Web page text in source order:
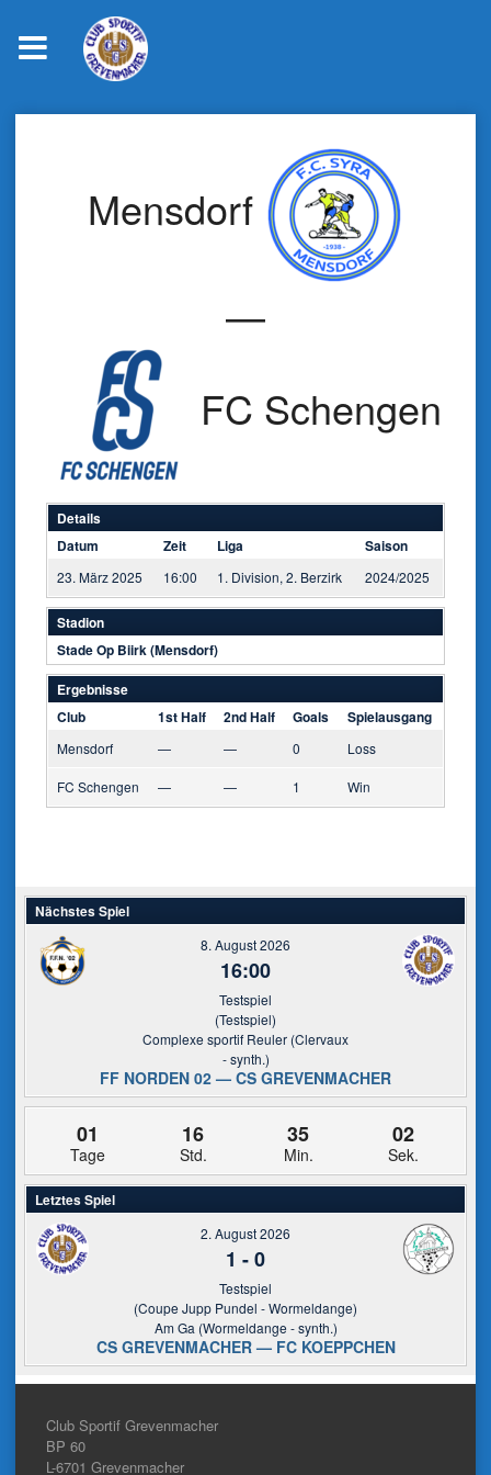
Mensdorf
—
FC Schengen
Details
Datum
Zeit Liga Saison
23. März 2025 16:00 1. Division, 2. Berzirk 2024/2025
Stadion
Stade Op Biirk (Mensdorf)
Ergebnisse
Club
1st Half 2nd Half Goals Spielausgang
Mensdorf — — 0 Loss
FC Schengen — — 1 Win
Nächstes Spiel
8. August 2026
16:00
Testspiel
(Testspiel)
Complexe sportif Reuler (Clervaux
- synth.)
FF NORDEN 02 — CS GREVENMACHER
01
Tage
16
Std.
35
Min.
02
Sek.
Letztes Spiel
2. August 2026
1 -0
Testspiel
(Coupe Jupp Pundel - Wormeldange)
Am Ga (Wormeldange - synth.)
CS GREVENMACHER — FC KOEPPCHEN
Club Sportif Grevenmacher
BP 60
L-6701 Grevenmacher